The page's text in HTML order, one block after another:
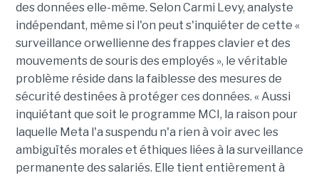
des données elle-même. Selon Carmi Levy, analyste
indépendant, même si l'on peut s'inquiéter de cette «
surveillance orwellienne des frappes clavier et des
mouvements de souris des employés », le véritable
problème réside dans la faiblesse des mesures de
sécurité destinées à protéger ces données. « Aussi
inquiétant que soit le programme MCI, la raison pour
laquelle Meta l'a suspendu n'a rien à voir avec les
ambiguïtés morales et éthiques liées à la surveillance
permanente des salariés. Elle tient entièrement à